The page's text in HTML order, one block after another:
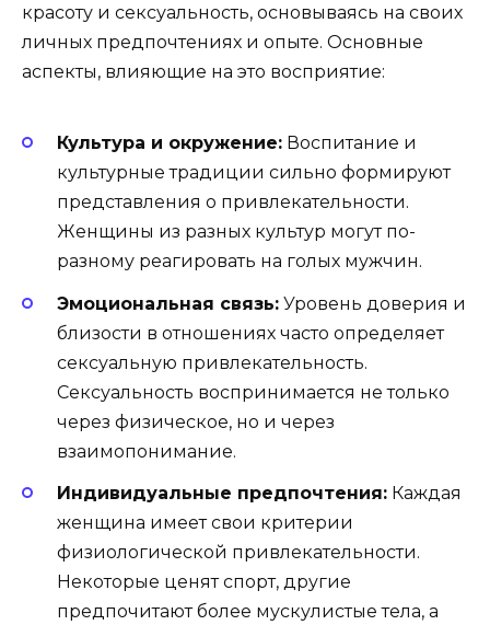
красоту и сексуальность, основываясь на своих
личных предпочтениях и опыте. Основные
аспекты, влияющие на это восприятие:
Культура и окружение: Воспитание и
культурные традиции сильно формируют
представления о привлекательности.
Женщины из разных культур могут по-
разному реагировать на голых мужчин.
Эмоциональная связь: Уровень доверия и
близости в отношениях часто определяет
сексуальную привлекательность.
Сексуальность воспринимается не только
через физическое, но и через
взаимопонимание.
Индивидуальные предпочтения: Каждая
женщина имеет свои критерии
физиологической привлекательности.
Некоторые ценят спорт, другие
предпочитают более мускулистые тела, а